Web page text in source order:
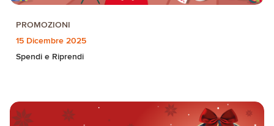
PROMOZIONI
15 Dicembre 2025
Spendi e Riprendi